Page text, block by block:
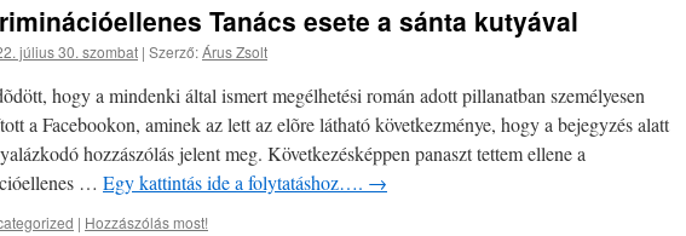
Tanács esete a sánta kutyával
július 30. szombat | Szerző:Árus Zsolt
hogy a mindenki által ismert megélhetési román adott pillanatban személyesen
a Facebookon, aminek az lett az elõre látható következménye, hogy a bejegyzés alatt
hozzászólás jelent meg. Következésképpen panaszt tettem ellene a
… Egy kattintás ide a folytatáshoz…. →
| Hozzászólás most!